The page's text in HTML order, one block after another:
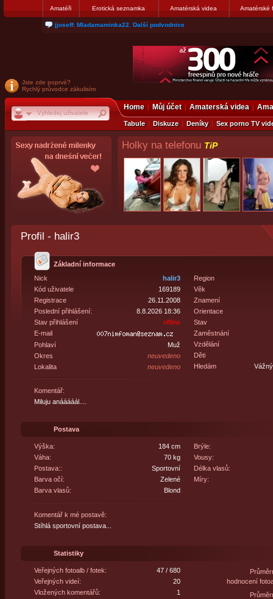
Amatéři Erotická seznamka Amatérská videa Amatérské
jjoseff: Mladamaminka22. Další podvodnice
Jste zde poprvé?
Rychlý průvodce zákulisím
Home Můj účet Amaterská videa
Tabule Diskuze Deníky Sex porno TV
Holky na telefonu TiP
Profil - halir3
Základní informace
Nick
halir3
Kód uživatele
169189
Registrace
26.11.2008
Poslední přihlášení:
8.8.2026 18:36
Stav přihlášení
offline
E-mail
Pohlaví
Muž
Okres
neuvedeno
Lokalita
neuvedeno
Region
Věk
Znamení
Orientace
Stav
Zaměstnání
Vzdělání
Děti
Hledám
Komentář:
Miluju anááááál....
Postava
Výška:
184 cm
Váha:
70 kg
Postava::
Sportovní
Barva očí:
Zelené
Barva vlasů:
Blond
Brýle:
Vousy:
Délka vlasů:
Míry:
Komentář k mé postavě:
Stíhlá sportovní postava...
Statistiky
Veřejných fotoalb / fotek:
47 / 680
Veřejných videí:
20
Vložených komentářů:
1
hodnocení